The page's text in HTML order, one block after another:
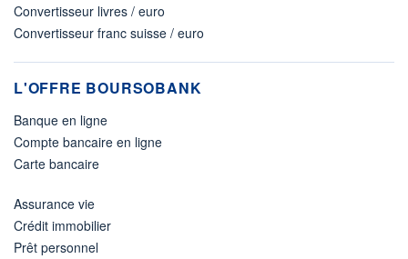
Convertisseur livres / euro
Convertisseur franc suisse / euro
L'OFFRE BOURSOBANK
Banque en ligne
Compte bancaire en ligne
Carte bancaire
Assurance vie
Crédit immobilier
Prêt personnel